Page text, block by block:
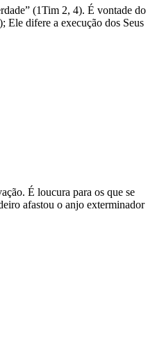
(1Tim 2, 4). É vontade do
Ele difere a execução dos Seus
É loucura para os que se
afastou o anjo exterminador